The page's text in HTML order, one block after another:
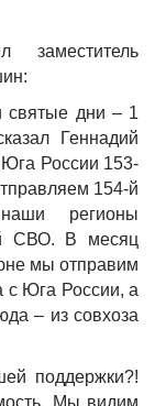
заместитель
дни – 1
Геннадий
России 153-
154-й
регионы
СВО. В месяц
мы отправим
с Юга России, а
– из совхоза
поддержки?!
Мы видим